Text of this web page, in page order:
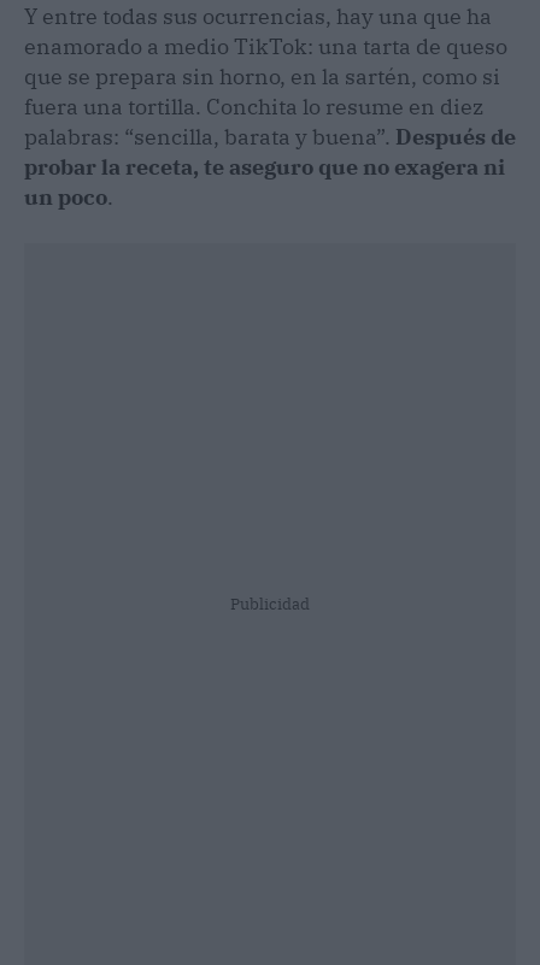
Y entre todas sus ocurrencias, hay una que ha
enamorado a medio TikTok: una tarta de queso
que se prepara sin horno, en la sartén, como si
fuera una tortilla. Conchita lo resume en diez
palabras: “sencilla, barata y buena”. Después de
probar la receta, te aseguro que no exagera ni
un poco.
Publicidad